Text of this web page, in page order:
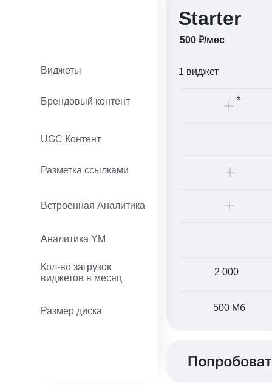
1 виджет
Starter
500 ₽/мес
Виджеты
Брендовый контент
UGC Контент
Встроенная Аналитика
Аналитика YM
Кол-во загрузок
виджетов в месяц
Размер диска
*
500 Мб
2 000
Разметка ссылками